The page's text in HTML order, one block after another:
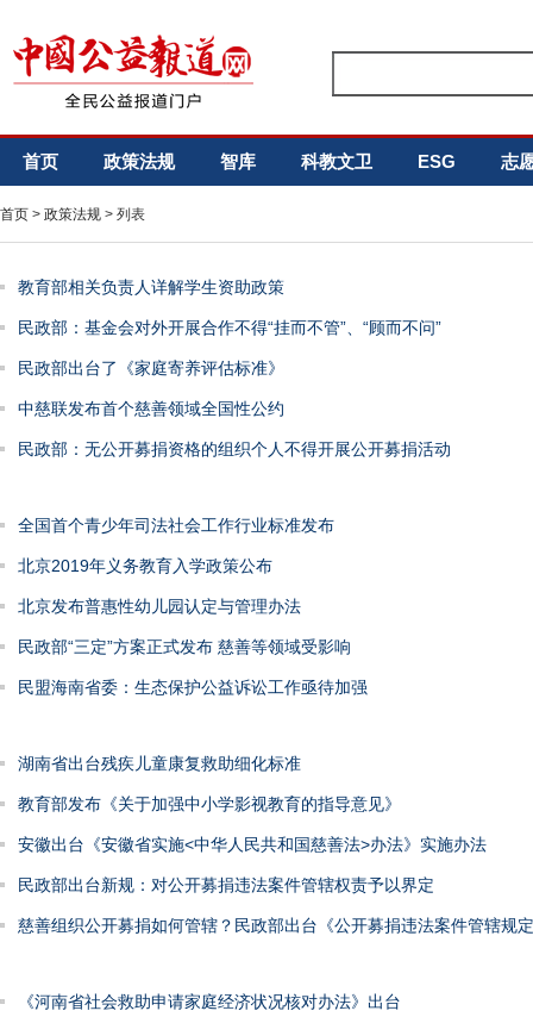
首页 政策法规 智库 科教文卫 ESG 志
首页 > 政策法规 > 列表
教育部相关负责人详解学生资助政策
民政部：基金会对外开展合作不得“挂而不管”、“顾而不问”
民政部出台了《家庭寄养评估标准》
中慈联发布首个慈善领域全国性公约
民政部：无公开募捐资格的组织个人不得开展公开募捐活动
全国首个青少年司法社会工作行业标准发布
北京2019年义务教育入学政策公布
北京发布普惠性幼儿园认定与管理办法
民政部“三定”方案正式发布 慈善等领域受影响
民盟海南省委：生态保护公益诉讼工作亟待加强
湖南省出台残疾儿童康复救助细化标准
教育部发布《关于加强中小学影视教育的指导意见》
安徽出台《安徽省实施<中华人民共和国慈善法>办法》实施办法
民政部出台新规：对公开募捐违法案件管辖权责予以界定
慈善组织公开募捐如何管辖？民政部出台《公开募捐违法案件管辖规
《河南省社会救助申请家庭经济状况核对办法》出台